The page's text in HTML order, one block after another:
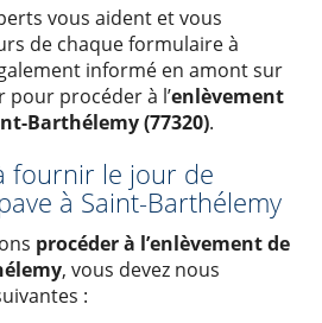
vous aident et vous
de chaque formulaire à
informé en amont sur
pour procéder à l’enlèvement
Barthélemy (77320).
fournir le jour de
à Saint-Barthélemy
procéder à l’enlèvement de
, vous devez nous
: